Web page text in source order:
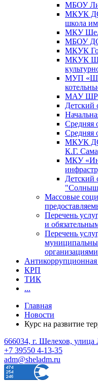
МБОУ
МКУК ДО
школа
МКУ
МБОУ ДО
МКУК
МКУК ШР
МУП
МАУ ШР
Детский
Средняя
Средняя
МКУК ДО
К.Г.
МКУ
Детский
Массовые
Перечень
и
Перечень
организациями
Антикоррупционная
КРП
ТИК
...
Главная
Новости
Курс на развитие
666034, г. Шелехов, улица
+7 39550 4-13-35
adm@sheladm.ru